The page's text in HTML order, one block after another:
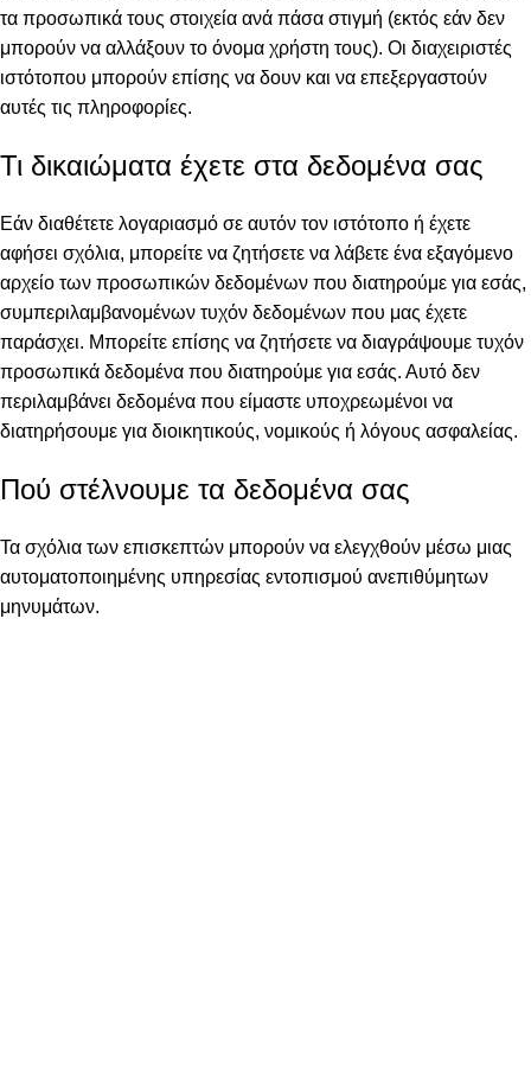
τα προσωπικά τους στοιχεία ανά πάσα στιγμή (εκτός εάν δεν
μπορούν να αλλάξουν το όνομα χρήστη τους). Οι διαχειριστές
ιστότοπου μπορούν επίσης να δουν και να επεξεργαστούν
αυτές τις πληροφορίες.
Τι δικαιώματα έχετε στα δεδομένα σας
Εάν διαθέτετε λογαριασμό σε αυτόν τον ιστότοπο ή έχετε
αφήσει σχόλια, μπορείτε να ζητήσετε να λάβετε ένα εξαγόμενο
αρχείο των προσωπικών δεδομένων που διατηρούμε για εσάς,
συμπεριλαμβανομένων τυχόν δεδομένων που μας έχετε
παράσχει. Μπορείτε επίσης να ζητήσετε να διαγράψουμε τυχόν
προσωπικά δεδομένα που διατηρούμε για εσάς. Αυτό δεν
περιλαμβάνει δεδομένα που είμαστε υποχρεωμένοι να
διατηρήσουμε για διοικητικούς, νομικούς ή λόγους ασφαλείας.
Πού στέλνουμε τα δεδομένα σας
Τα σχόλια των επισκεπτών μπορούν να ελεγχθούν μέσω μιας
αυτοματοποιημένης υπηρεσίας εντοπισμού ανεπιθύμητων
μηνυμάτων.